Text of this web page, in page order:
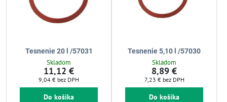
Tesnenie 20 l /57031
Skladom
11,12 €
9,04 € bez DPH
Do košíka
Tesnenie 5,10 l /57030
Skladom
8,89 €
7,23 € bez DPH
Do košíka